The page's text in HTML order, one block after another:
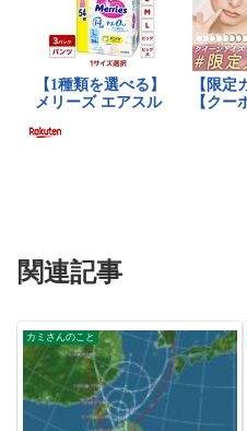
関連記事
カミさんのこと